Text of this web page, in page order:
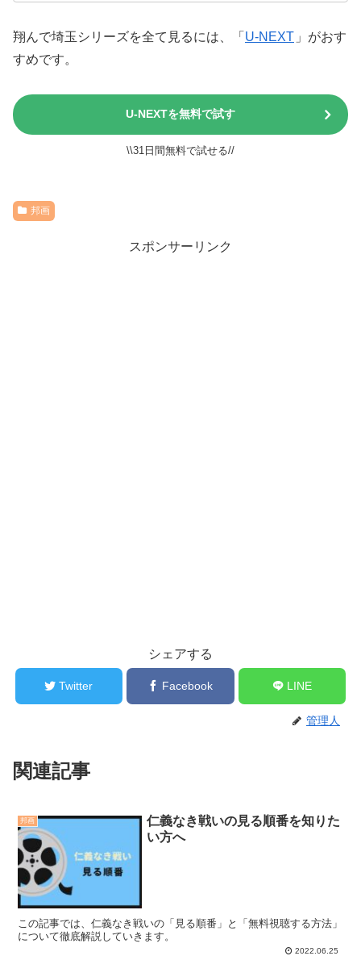
翔んで埼玉シリーズを全て見るには、「 U-NEXT 」がおす
すめです。
U-NEXTを無料で試す
\\31日間無料で試せる//
邦画
スポンサーリンク
シェアする
Twitter Facebook LINE
管理人
関連記事
邦画
仁義なき戦いの見る順番を知りた
い方へ
この記事では、仁義なき戦いの「見る順番」と「無料視聴する方法」
について徹底解説していきます。
2022.06.25